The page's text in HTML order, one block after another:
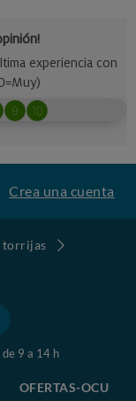
Crea una cuenta
torrijas
de 9 a 14 h
OFERTAS-OCU